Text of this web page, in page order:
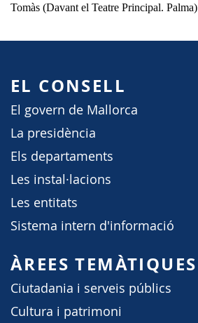
Tomàs (Davant el Teatre Principal. Palma)
EL CONSELL
El govern de Mallorca
La presidència
Els departaments
Les instal·lacions
Les entitats
Sistema intern d'informació
ÀREES TEMÀTIQUES
Ciutadania i serveis públics
Cultura i patrimoni